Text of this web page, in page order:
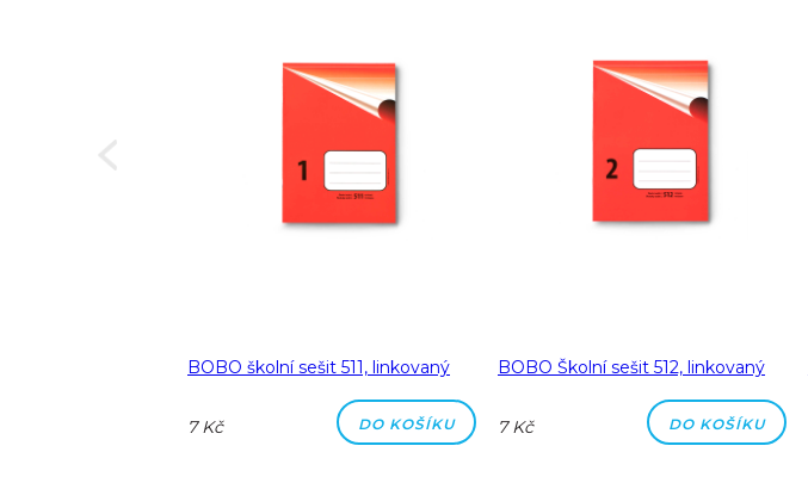
BOBO školní sešit 511, linkovaný
7 Kč DO KOŠÍKU
BOBO Školní sešit 512, linkovaný
7 Kč DO KOŠÍKU
Next